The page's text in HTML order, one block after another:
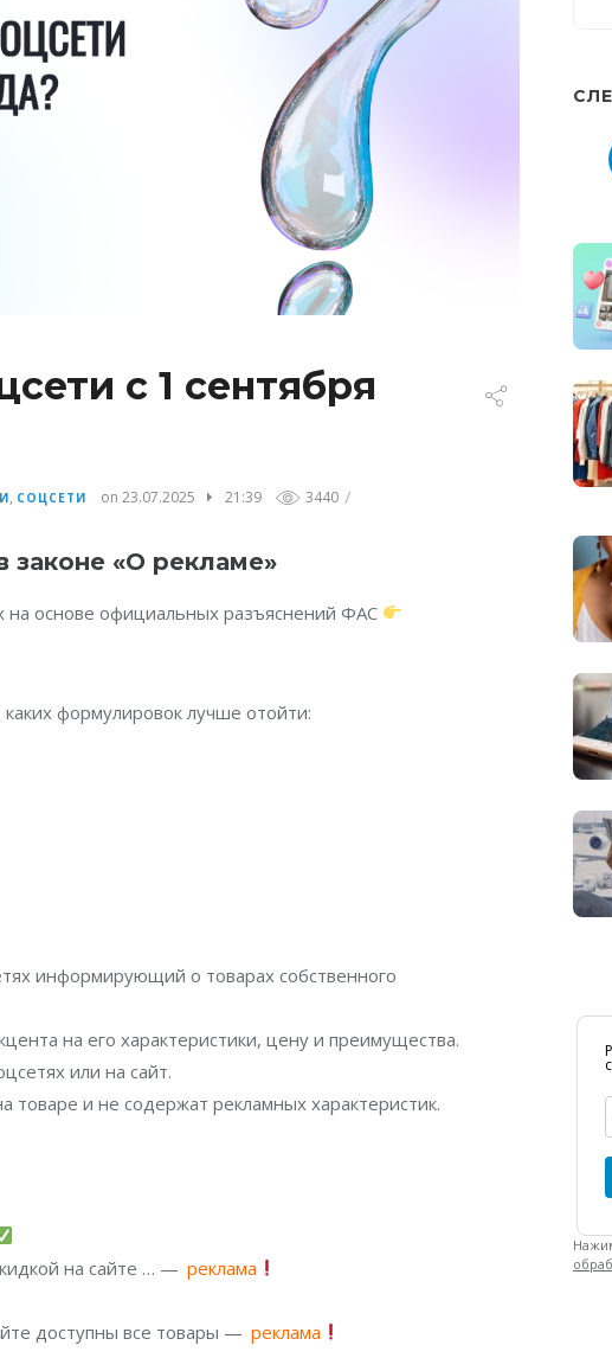
с 1 сентября
, СОЦСЕТИ on 23.07.2025 21:39 3440 /
законе «О рекламе»
на основе официальных разъяснений ФАС
формулировок лучше отойти:
информирующий о товарах собственного
на его характеристики, цену и преимущества.
или на сайт.
и не содержат рекламных характеристик.
на сайте … — реклама
доступны все товары — реклама